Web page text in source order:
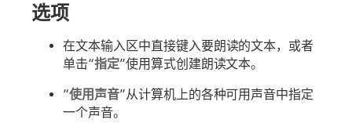
选项
在文本输入区中直接键入要朗读的文本，或者
单击“指定”使用算式创建朗读文本。
“使用声音”从计算机上的各种可用声音中指定
一个声音。